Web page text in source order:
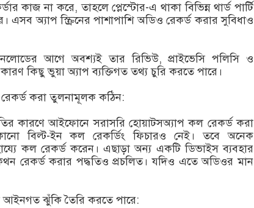
কাজ না করে, তাহলে প্লেস্টোর-এ থাকা বিভিন্ন থার্ড পার্টি
এসব অ্যাপ স্ক্রিনের পাশাপাশি অডিও রেকর্ড করার সুবিধাও
আগে অবশ্যই তার রিভিউ, প্রাইভেসি পলিসি ও
কিছু ভুয়া অ্যাপ ব্যক্তিগত তথ্য চুরি করতে পারে।
করা তুলনামূলক কঠিন:
কারণে আইফোনে সরাসরি হোয়াটসঅ্যাপ কল রেকর্ড করা
বিল্ট-ইন কল রেকর্ডিং ফিচারও নেই। তবে অনেক
কল রেকর্ড করেন। এছাড়া অন্য একটি ডিভাইস ব্যবহার
রেকর্ড করার পদ্ধতিও প্রচলিত। যদিও এতে অডিওর মান
আইনগত ঝুঁকি তৈরি করতে পারে: